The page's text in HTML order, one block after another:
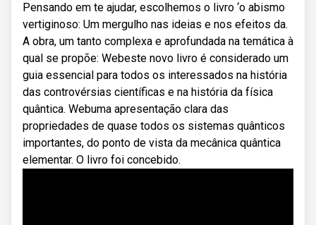
Pensando em te ajudar, escolhemos o livro ‘o abismo
vertiginoso: Um mergulho nas ideias e nos efeitos da.
A obra, um tanto complexa e aprofundada na temática à
qual se propõe: Webeste novo livro é considerado um
guia essencial para todos os interessados na história
das controvérsias científicas e na história da física
quântica. Webuma apresentação clara das
propriedades de quase todos os sistemas quânticos
importantes, do ponto de vista da mecânica quântica
elementar. O livro foi concebido.